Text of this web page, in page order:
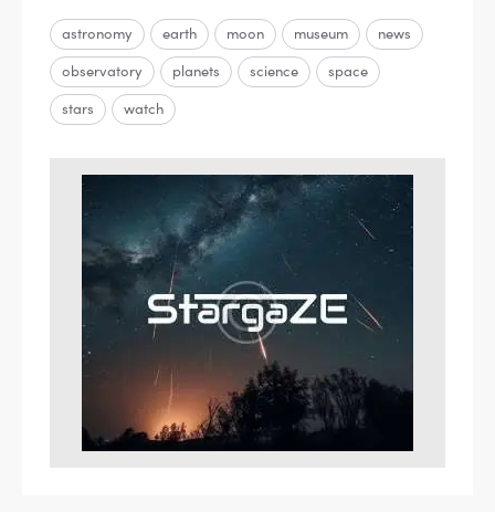
astronomy earth moon museum
news
observatory
planets science
space
stars
watch